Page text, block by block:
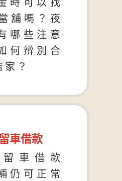
時可以找
舖嗎？夜
哪些注意
何辨別合
？
車借款
車借款
仍可正常